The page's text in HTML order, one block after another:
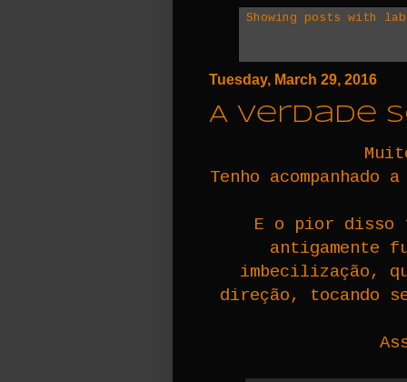
Showing posts with
Tuesday, March 29, 2016
A verdade
Tenho
E o pior disso
antigamente
imbecilização,
direção, tocando